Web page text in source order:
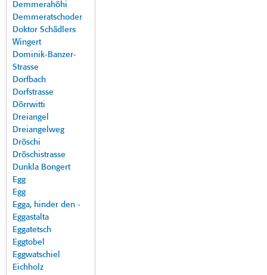
Demmerahöhi
Demmeratschoder
Doktor Schädlers
Wingert
Dominik-Banzer-
Strasse
Dorfbach
Dorfstrasse
Dörrwitti
Dreiangel
Dreiangelweg
Dröschi
Dröschistrasse
Dunkla Bongert
Egg
Egg
Egga, hinder den -
Eggastalta
Eggatetsch
Eggtobel
Eggwatschiel
Eichholz